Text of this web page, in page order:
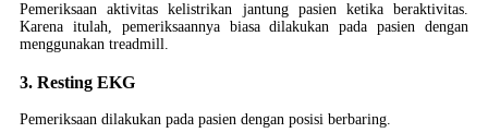
Pemeriksaan aktivitas kelistrikan jantung pasien ketika beraktivitas.
Karena itulah, pemeriksaannya biasa dilakukan pada pasien dengan
menggunakan treadmill.
3. Resting EKG
Pemeriksaan dilakukan pada pasien dengan posisi berbaring.